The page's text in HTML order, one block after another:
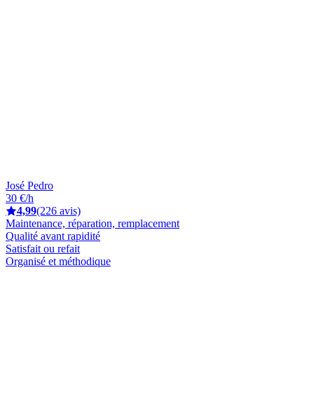
José Pedro
30 €/h
4,99(226 avis)
Maintenance, réparation, remplacement
Qualité avant rapidité
Satisfait ou refait
Organisé et méthodique